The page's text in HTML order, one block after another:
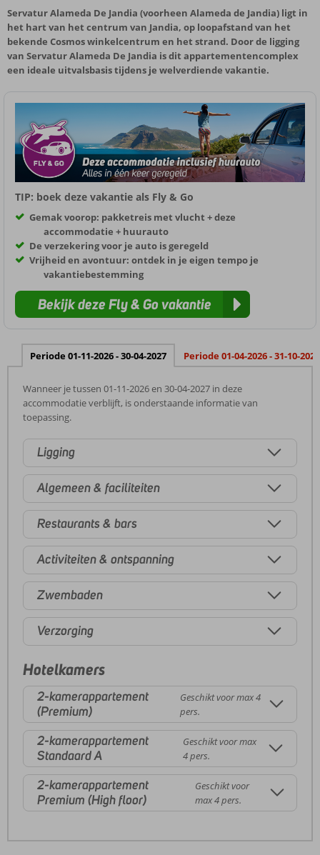
Servatur Alameda De Jandia (voorheen Alameda de Jandia) ligt in
het hart van het centrum van Jandia, op loopafstand van het
bekende Cosmos winkelcentrum en het strand. Door de ligging
van Servatur Alameda De Jandia is dit appartementencomplex
een ideale uitvalsbasis tijdens je welverdiende vakantie.
TIP: boek deze vakantie als Fly & Go
Gemak voorop: pakketreis met vlucht + deze
accommodatie + huurauto
De verzekering voor je auto is geregeld
Vrijheid en avontuur: ontdek in je eigen tempo je
vakantiebestemming
Bekijk deze Fly & Go vakantie
Periode 01-11-2026 - 30-04-2027 Periode 01-04-2026 - 31-10-2026
Wanneer je tussen 01-11-2026 en 30-04-2027 in deze
accommodatie verblijft, is onderstaande informatie van
toepassing.
Ligging
Algemeen & faciliteiten
Restaurants & bars
Activiteiten & ontspanning
Zwembaden
Verzorging
Hotelkamers
2-kamerappartement
(Premium)
Geschikt voor max 4
pers.
2-kamerappartement
Standaard A
Geschikt voor max
4 pers.
2-kamerappartement
Premium (High floor)
Geschikt voor
max 4 pers.